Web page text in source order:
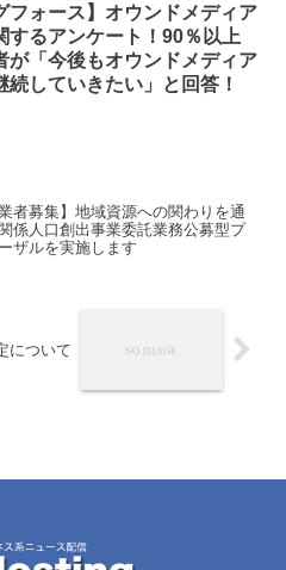
フォース】オウンドメディア
するアンケート！90％以上
が「今後もオウンドメディア
続していきたい」と回答！
業者募集】地域資源への関わりを通
係人口創出事業委託業務公募型プ
ザルを実施します
について